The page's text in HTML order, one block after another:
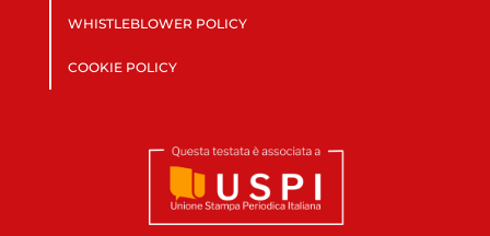
WHISTLEBLOWER POLICY
COOKIE POLICY